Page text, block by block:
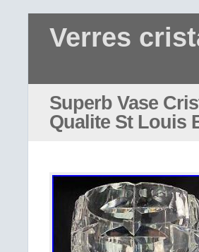
Verres
Superb Vase
Qualite St Louis